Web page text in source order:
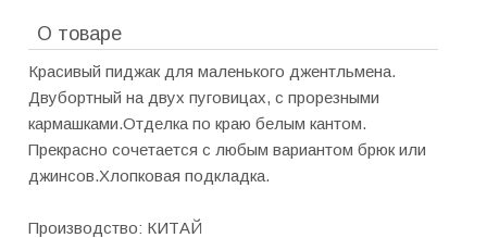
О товаре
Красивый пиджак для маленького джентльмена.
Двубортный на двух пуговицах, с прорезными
кармашками.Отделка по краю белым кантом.
Прекрасно сочетается с любым вариантом брюк или
джинсов.Хлопковая подкладка.
Производство: КИТАЙ